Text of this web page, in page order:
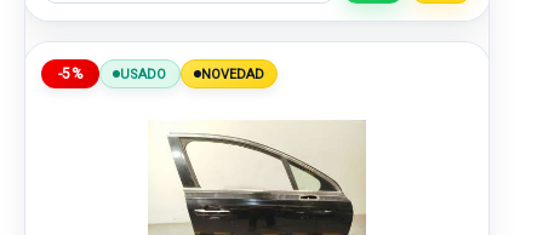
-5% USADO NOVEDAD